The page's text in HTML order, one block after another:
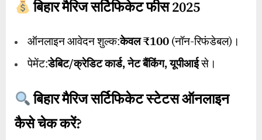
बिहार मैरिज सर्टिफिकेट फीस2025
ऑनलाइन आवेदन शुल्क:केवल₹100 (नॉन-रिफंडेबल)।
पेमेंट:डेबिट/क्रेडिट कार्ड,नेट बैंकिंग,यूपीआईसे।
बिहार मैरिज सर्टिफिकेट स्टेटस ऑनलाइन
कैसे चेक करें?